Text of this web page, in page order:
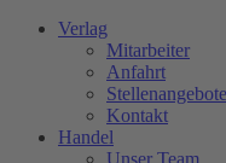
Verlag
Mitarbeiter
Anfahrt
Stellenangebote
Kontakt
Handel
Unser Team